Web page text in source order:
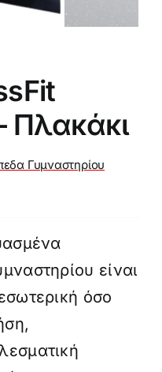
Πλακάκι
Γυμναστηρίου
είναι
όσο